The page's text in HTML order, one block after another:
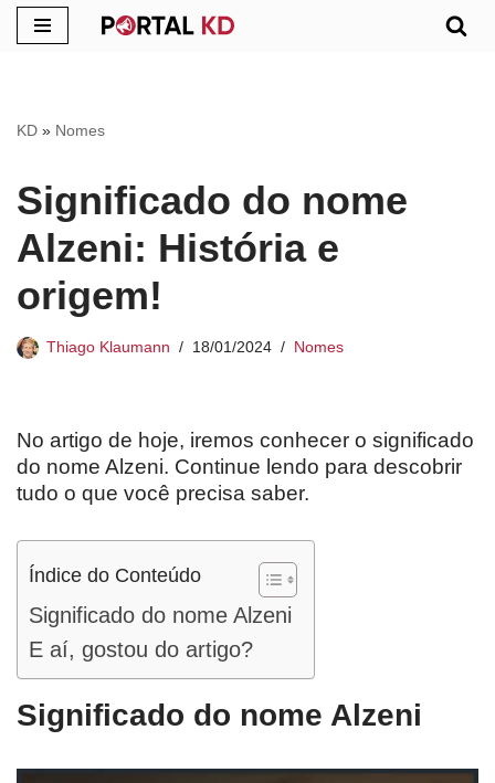
conteúdo
KD » Nomes
Significado do nome
Alzeni: História e
origem!
Thiago Klaumann 18/01/2024 Nomes
No artigo de hoje, iremos conhecer o significado
do nome Alzeni. Continue lendo para descobrir
tudo o que você precisa saber.
Índice do Conteúdo
Significado do nome Alzeni
E aí, gostou do artigo?
Significado do nome Alzeni